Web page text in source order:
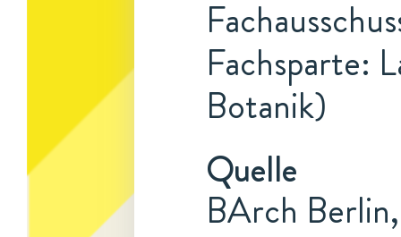
Fachsparte:
Botanik)
Quelle
BArch